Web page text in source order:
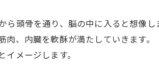
頭骨を通り、脳の中に入ると想像し
、内臓を軟酥が満たしていきます。
メージします。